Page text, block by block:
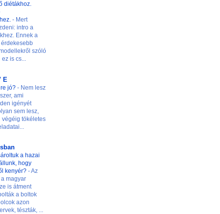
diétákhoz.
- Mert
intro a
Ennek a
szóló
is cs...
E
jó? - Nem lesz
ami
igényét
sem lesz,
végéig tökéletes
a hazai
hogy
kenyér? -Az
magyar
is átment
a boltok
azon
tészták, ...